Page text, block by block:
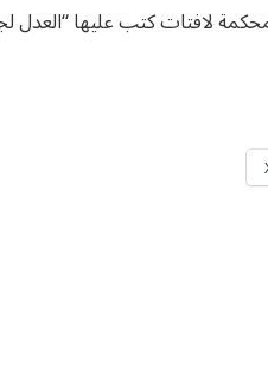
لافتات كتب عليها “العدل